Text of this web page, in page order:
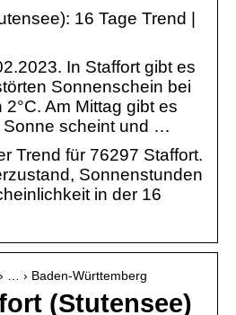
16 Tage Trend |
In Staffort gibt es
Sonnenschein bei
Am Mittag gibt es
Sonne scheint und …
Trend für 76297 Staffort.
Sonnenstunden
in der 16
… › Baden-Württemberg
(Stutensee)